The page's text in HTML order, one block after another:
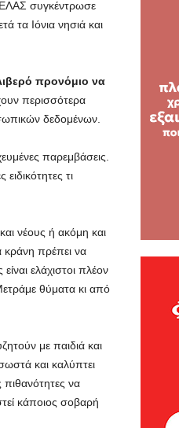
συγκέντρωσε
τα Ιόνια νησιά και
προνόμιο να
περισσότερα
δεδομένων.
παρεμβάσεις.
τι
νέους ή ακόμη και
κράνη πρέπει να
ελάχιστοι πλέον
θύματα κι από
με παιδιά και
και καλύπτει
να
κάποιος σοβαρή